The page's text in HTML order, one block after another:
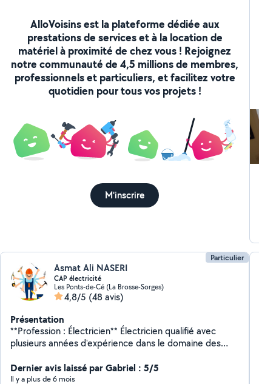
AlloVoisins est la plateforme dédiée aux
prestations de services et à la location de
matériel à proximité de chez vous ! Rejoignez
notre communauté de 4,5 millions de membres,
professionnels et particuliers, et facilitez votre
quotidien pour tous vos projets !
M'inscrire
Particulier
Asmat Ali NASERI
CAP électricité
Les Ponts-de-Cé (La Brosse-Sorges)
4,8/5 (48 avis)
Présentation
**Profession : Électricien** Électricien qualifié avec
plusieurs années d'expérience dans le domaine des
polyvalents tels que la peinture, le montage de
meubles et les petites réparations. Ma priorité est de
Dernier avis laissé par Gabriel : 5/5
Il y a plus de 6 mois